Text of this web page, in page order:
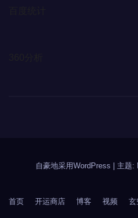
自豪地采用WordPress 主题:
首页 开运商店 博客 视频 玄